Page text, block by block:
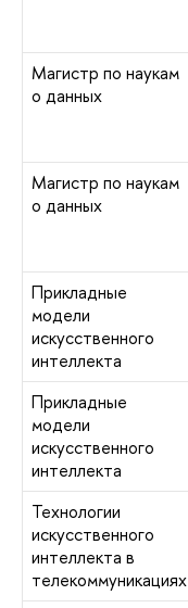
Магистр по наукам
о данных
Магистр по наукам
о данных
Прикладные
модели
искусственного
интеллекта
Прикладные
модели
искусственного
интеллекта
Технологии
искусственного
интеллекта в
телекоммуникациях